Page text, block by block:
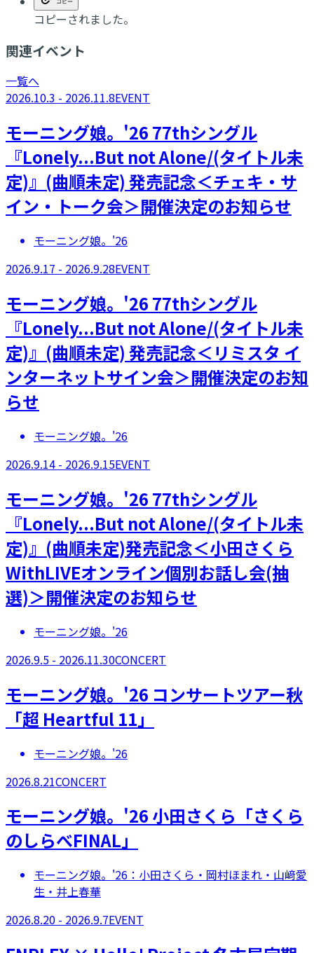
コピーされました。
関連イベント
一覧へ
2026.10.3 - 2026.11.8EVENT
モーニング娘。'26 77thシングル
『Lonely...But not Alone/(タイトル未
定)』(曲順未定) 発売記念＜チェキ・サ
イン・トーク会＞開催決定のお知らせ
モーニング娘。'26
2026.9.17 - 2026.9.28EVENT
モーニング娘。'26 77thシングル
『Lonely...But not Alone/(タイトル未
定)』(曲順未定) 発売記念＜リミスタ イ
ンターネットサイン会＞開催決定のお知
らせ
モーニング娘。'26
2026.9.14 - 2026.9.15EVENT
モーニング娘。'26 77thシングル
『Lonely...But not Alone/(タイトル未
定)』(曲順未定)発売記念＜小田さくら
WithLIVEオンライン個別お話し会(抽
選)＞開催決定のお知らせ
モーニング娘。'26
2026.9.5 - 2026.11.30CONCERT
モーニング娘。'26 コンサートツアー秋
「超 Heartful 11」
モーニング娘。'26
2026.8.21CONCERT
モーニング娘。'26 小田さくら「さくら
のしらべFINAL」
モーニング娘。'26：小田さくら・岡村ほまれ・山﨑愛
生・井上春華
2026.8.20 - 2026.9.7EVENT